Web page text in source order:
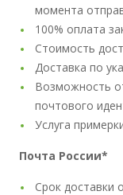
момента
100% оплата
Стоимость
Доставка по
Возможность
почтового
Услуга
Почта России*
Срок доставки